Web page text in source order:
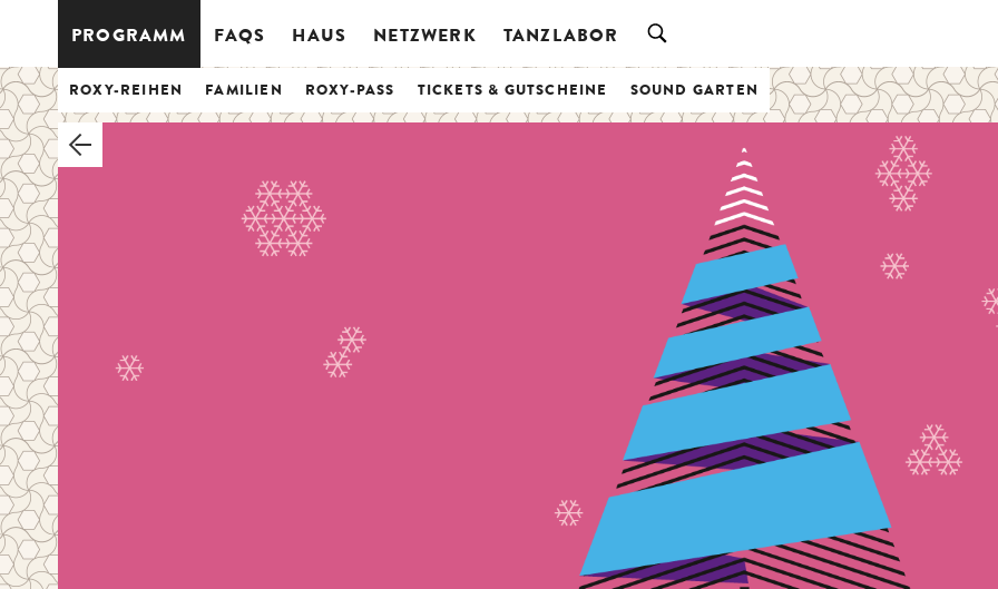
PROGRAMM
ROXY-REIHEN FAMILIEN ROXY-PASS TICKETS & GUTSCHEINE SOUND GARTEN
FAQS HAUS NETZWERK TANZLABOR